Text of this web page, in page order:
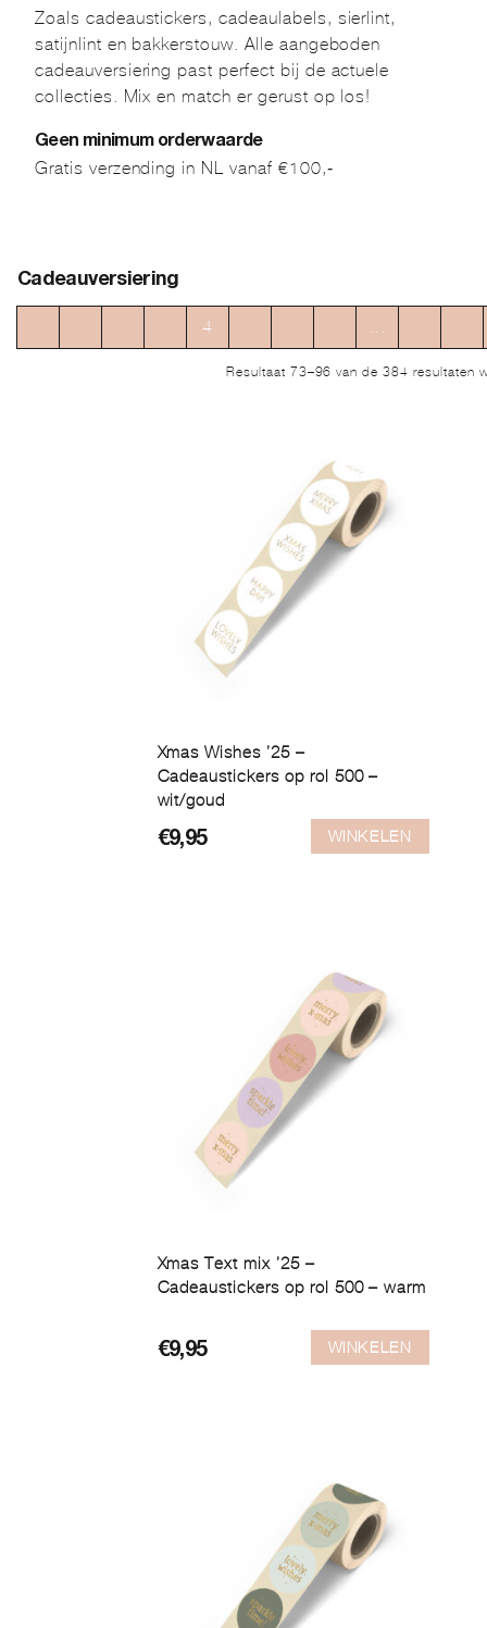
Zoals cadeaustickers, cadeaulabels, sierlint,
satijnlint en bakkerstouw. Alle aangeboden
cadeauversiering past perfect bij de actuele
collecties. Mix en match er gerust op los!
Geen minimum orderwaarde
Gratis verzending in NL vanaf €100,-
Cadeauversiering
4 …
Resultaat 73–96 van de 384 resultaten
Xmas Wishes ’25 –
Cadeaustickers op rol 500 –
wit/goud
€9,95 WINKELEN
Xmas Text mix ’25 –
Cadeaustickers op rol 500 – warm
€9,95 WINKELEN